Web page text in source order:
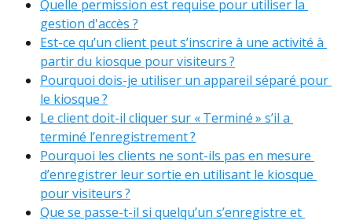
Quelle permission est requise pour utiliser la
gestion d'accès ?
Est-ce qu’un client peut s’inscrire à une activité à
partir du kiosque pour visiteurs ?
Pourquoi dois-je utiliser un appareil séparé pour
le kiosque ?
Le client doit-il cliquer sur « Terminé » s’il a
terminé l’enregistrement ?
Pourquoi les clients ne sont-ils pas en mesure
d’enregistrer leur sortie en utilisant le kiosque
pour visiteurs ?
Que se passe-t-il si quelqu’un s’enregistre et